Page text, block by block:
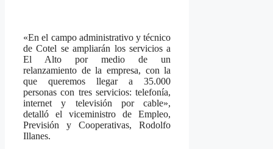
«En el campo administrativo y técnico
de Cotel se ampliarán los servicios a
El Alto por medio de un
relanzamiento de la empresa, con la
que queremos llegar a 35.000
personas con tres servicios: telefonía,
internet y televisión por cable»,
detalló el viceministro de Empleo,
Previsión y Cooperativas, Rodolfo
Illanes.